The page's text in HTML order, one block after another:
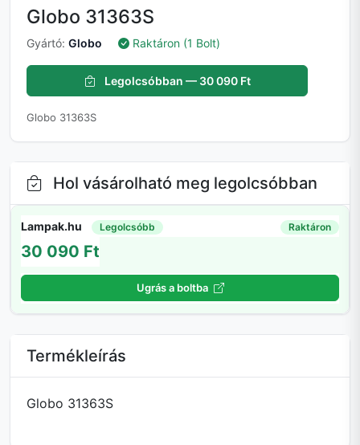
Globo 31363S
Gyártó: Globo Raktáron (1 Bolt)
Legolcsóbban — 30 090 Ft
Globo 31363S
Hol vásárolható meg legolcsóbban
Lampak.hu Legolcsóbb Raktáron
30 090 Ft
Ugrás a boltba
Termékleírás
Globo 31363S